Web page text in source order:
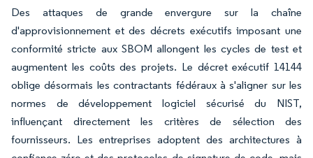
Des attaques de grande envergure sur la chaîne
d'approvisionnement et des décrets exécutifs imposant une
conformité stricte aux SBOM allongent les cycles de test et
augmentent les coûts des projets. Le décret exécutif 14144
oblige désormais les contractants fédéraux à s'aligner sur les
normes de développement logiciel sécurisé du NIST,
influençant directement les critères de sélection des
fournisseurs. Les entreprises adoptent des architectures à